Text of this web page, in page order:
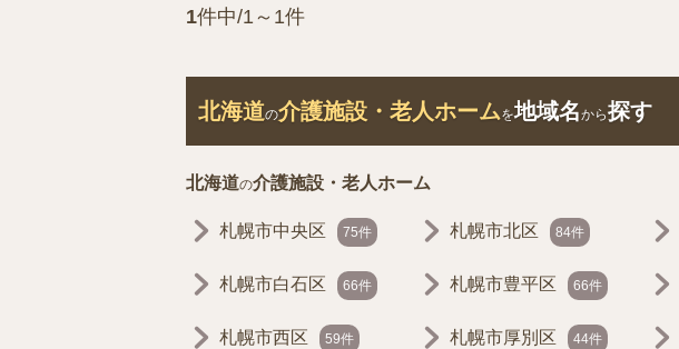
1件中/1～1件
北海道の介護施設・老人ホームを地域名から探す
北海道の介護施設・老人ホーム
札幌市中央区 75件 札幌市北区 84件
札幌市白石区 66件 札幌市豊平区 66件
札幌市西区 59件 札幌市厚別区 44件